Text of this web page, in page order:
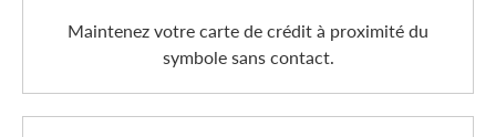
Maintenez votre carte de crédit à proximité du
symbole sans contact.